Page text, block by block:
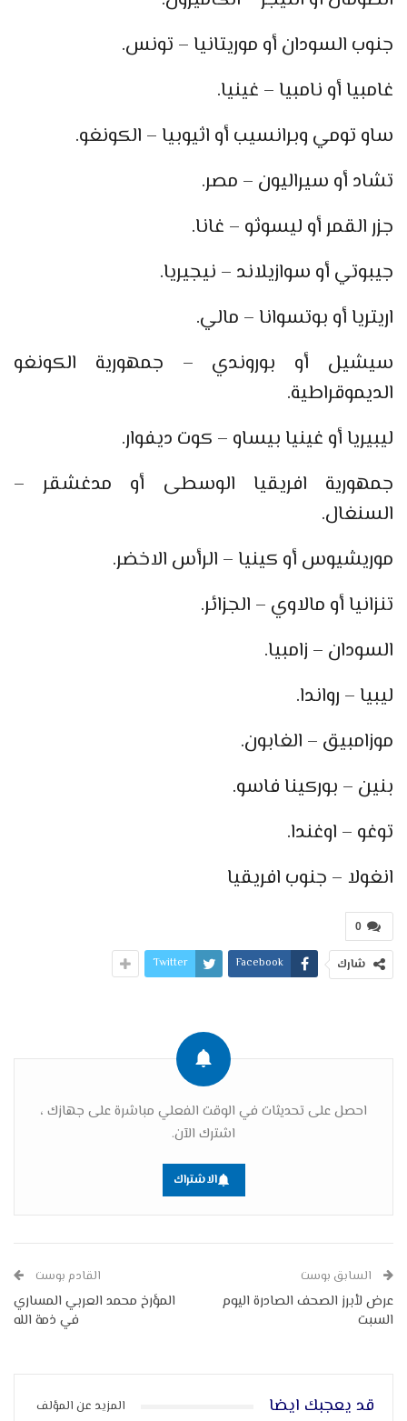
جنوب السودان أو موريتانيا – تونس.
غامبيا أو نامبيا – غينيا.
ساو تومي وبرانسيب أو اثيوبيا – الكونغو.
تشاد أو سيراليون – مصر.
جزر القمر أو ليسوثو – غانا.
جيبوتي أو سوازيلاند – نيجيريا.
اريتريا أو بوتسوانا – مالي.
سيشيل أو بوروندي – جمهورية الكونغو
الديموقراطية.
ليبيريا أو غينيا بيساو – كوت ديفوار.
جمهورية افريقيا الوسطى أو مدغشقر –
السنغال.
موريشيوس أو كينيا – الرأس الاخضر.
تنزانيا أو مالاوي – الجزائر.
السودان – زامبيا.
ليبيا – رواندا.
موزامبيق – الغابون.
بنين – بوركينا فاسو.
توغو – اوغندا.
انغولا – جنوب افريقيا
0
شارك Facebook
Twitter
احصل على تحديثات في الوقت الفعلي مباشرة على جهازك ،
اشترك الآن.
الاشتراك
السابق بوست
عرض لأبرز الصحف الصادرة اليوم
السبت
القادم بوست
المؤرخ محمد العربي المساري
في ذمة الله
قد يعجبك ايضا المزيد عن المؤلف